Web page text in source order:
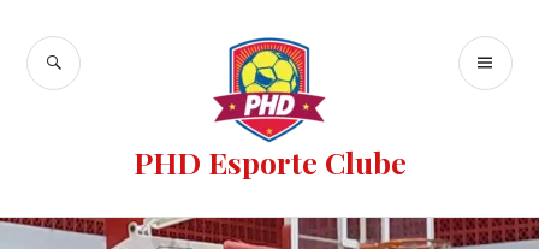
PHD Esporte Clube